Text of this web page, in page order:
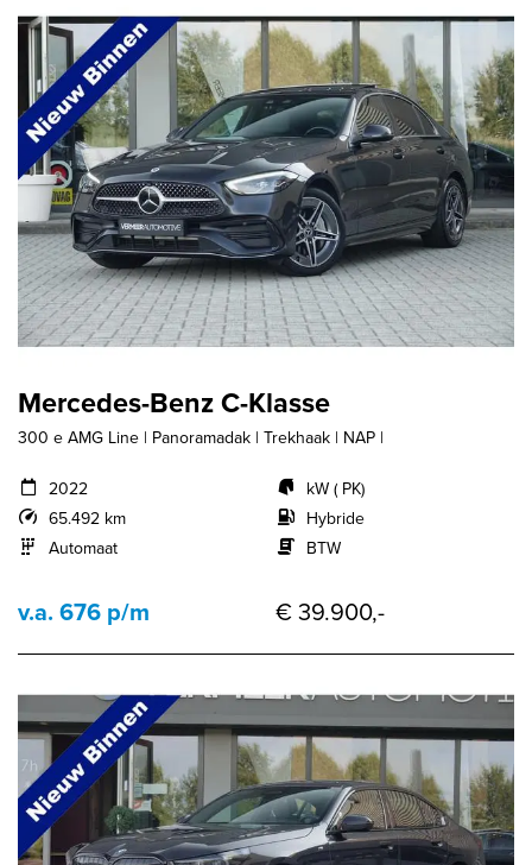
Mercedes-Benz C-Klasse
300 e AMG Line | Panoramadak | Trekhaak | NAP |
2022
65.492 km
Automaat
kW ( PK)
Hybride
BTW
v.a. 676 p/m € 39.900,-